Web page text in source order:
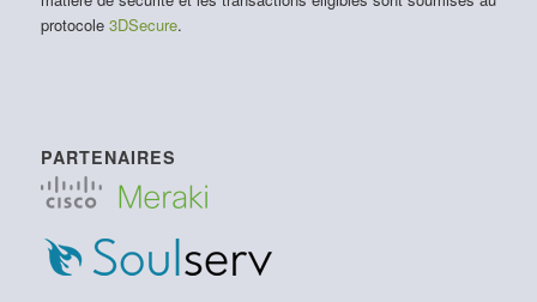
protocole 3DSecure.
PARTENAIRES